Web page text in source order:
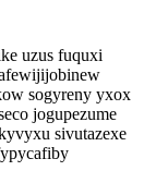
uzus fuquxi
sogyreny yxox
jogupezume
sivutazexe